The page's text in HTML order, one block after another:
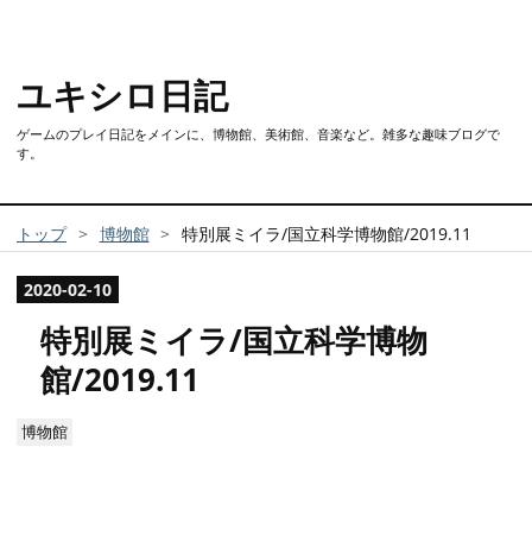
ユキシロ日記
ゲームのプレイ日記をメインに、博物館、美術館、音楽など。雑多な趣味ブログで
す。
トップ > 博物館 > 特別展ミイラ/国立科学博物館/2019.11
2020-02-10
特別展ミイラ/国立科学博物
館/2019.11
博物館